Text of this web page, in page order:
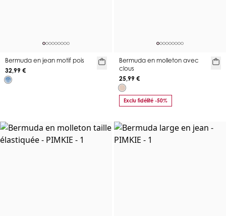
Bermuda en jean motif pois
32,99 €
Bermuda en molleton avec
clous
25,99 €
Exclu fidélité -50%